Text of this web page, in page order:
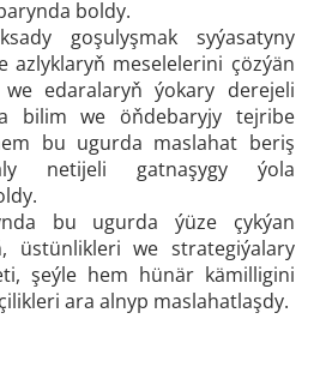
boldy.
goşulyşmak syýasatyny
azlyklaryň meselelerini çözýän
edaralaryň ýokary derejeli
bilim we öňdebaryjy tejribe
bu ugurda maslahat beriş
netijeli gatnaşygy ýola
bu ugurda ýüze çykýan
üstünlikleri we strategiýalary
şeýle hem hünär kämilligini
ara alnyp maslahatlaşdy.